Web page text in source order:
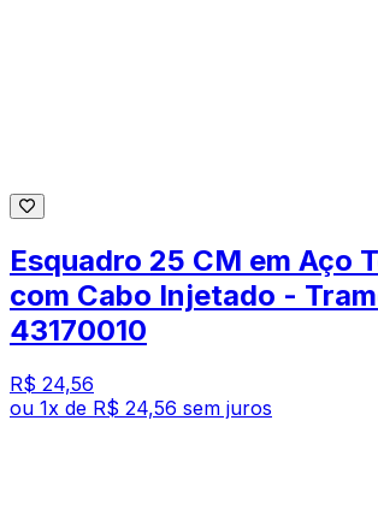
Esquadro 25 CM em Aço
com Cabo Injetado -
43170010
R$ 24,56
ou 1x de R$ 24,56 sem juros